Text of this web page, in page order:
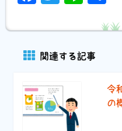
関連する記事
令
の